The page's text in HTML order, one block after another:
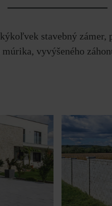
stavebný zámer,
vyvýšeného